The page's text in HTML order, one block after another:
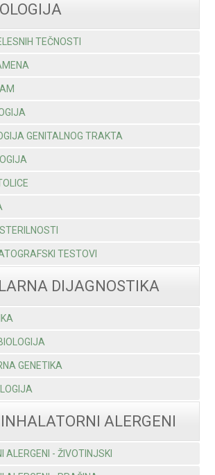
TEČNOSTI
GENITALNOG TRAKTA
TESTOVI
DIJAGNOSTIKA
GENETIKA
ALERGENI
ALERGENI - ŽIVOTINJSKI